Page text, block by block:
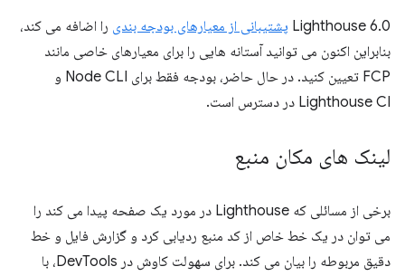
Lighthouse 6.0 پشتیبانی از معیارهای بودجه بندی را اضافه می کند،
بنابراین اکنون می توانید آستانه هایی را برای معیارهای خاصی مانند
FCP تعیین کنید. در حال حاضر، بودجه فقط برای Node CLI و
Lighthouse CI در دسترس است.
لینک های مکان منبع
برخی از مسائلی که Lighthouse در مورد یک صفحه پیدا می کند را
می توان در یک خط خاص از کد منبع ردیابی کرد و گزارش فایل و خط
دقیق مربوطه را بیان می کند. برای سهولت کاوش در DevTools، با